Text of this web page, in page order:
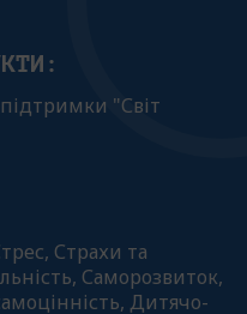
"Світ
Страхи та
Саморозвиток,
Дитячо-